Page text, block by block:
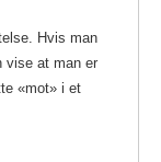
Hvis man
vise at man er
«mot» i et